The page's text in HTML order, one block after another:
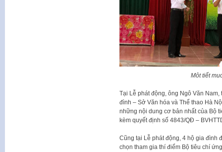
Môt tiết
Tại Lễ phát động, ông Ngô Văn
đình – Sở Văn hóa và Thể thao Hà
những nội dung cơ bản nhất của Bộ
kèm quyết định số 4843/QĐ –
Cũng tại Lễ phát động, 4 hộ gia
chọn tham gia thí điểm Bộ tiêu chí